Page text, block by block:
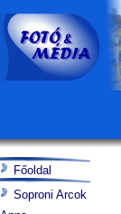
Főoldal
Soproni Arcok